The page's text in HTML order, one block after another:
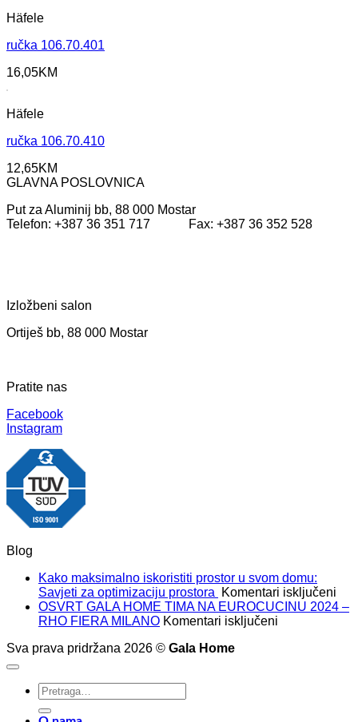
Häfele
ručka 106.70.401
16,05KM
Häfele
ručka 106.70.410
12,65KM
GLAVNA POSLOVNICA
Put za Aluminij bb, 88 000 Mostar
Telefon: +387 36 351 717 Fax: +387 36 352 528
Izložbeni salon
Ortiješ bb, 88 000 Mostar
Pratite nas
Facebook
Instagram
Blog
Kako maksimalno iskoristiti prostor u svom domu:
Savjeti za optimizaciju prostora
Komentari isključeni
OSVRT GALA HOME TIMA NA EUROCUCINU 2024 –
RHO FIERA MILANO Komentari isključeni
Sva prava pridržana 2026 © Gala Home
Pretraži: